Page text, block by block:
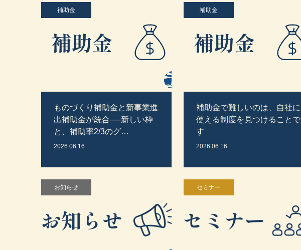
補助金
ものづくり補助金と新事業進
出補助金が統合──新しい枠
と、補助率2/3のグ…
2026.06.16
補助金
補助金で難しいのは、自社に
使える制度を見つけることで
す
2026.06.16
お知らせ セミナー